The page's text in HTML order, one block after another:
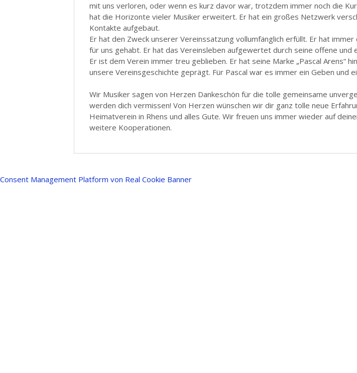
mit uns verloren, oder wenn es kurz davor war, trotzdem immer noch die
hat die Horizonte vieler Musiker erweitert. Er hat ein großes Netzwerk
Kontakte aufgebaut.
Er hat den Zweck unserer Vereinssatzung vollumfänglich erfüllt. Er hat
für uns gehabt. Er hat das Vereinsleben aufgewertet durch seine offene und
Er ist dem Verein immer treu geblieben. Er hat seine Marke „Pascal Arens“
unsere Vereinsgeschichte geprägt. Für Pascal war es immer ein Geben und
Wir Musiker sagen von Herzen Dankeschön für die tolle gemeinsame
werden dich vermissen! Von Herzen wünschen wir dir ganz tolle neue
Heimatverein in Rhens und alles Gute. Wir freuen uns immer wieder auf
weitere Kooperationen.
Consent Management Platform von Real Cookie Banner